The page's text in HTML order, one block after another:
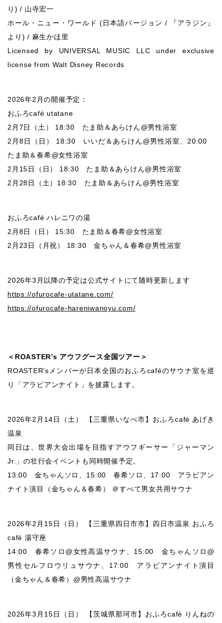
り) / 山寺宏一
ホール・ニュー・ワールド (日本語バージョン / 『アラジン』
より) / 麻生かほ里
Licensed by UNIVERSAL MUSIC LLC under exclusive
license from Walt Disney Records
2026年2月の開催予定：
おふろcafé utatane
2月7日（土） 18:30 たま助＆あらけん@男性浴室
2月8日（日） 18:30 いいだ＆あらけん@男性浴室、20:00
たま助＆春希@女性浴室
2月15日（日） 18:30 たま助＆あらけん@男性浴室
2月28日（土）18:30 たま助＆あらけん@男性浴室
おふろcafé ハレニワの湯
2月8日（日） 15:30 たま助＆春希@女性浴室
2月23日（月祝） 18:30 金ちゃん＆春希@男性浴室
2026年3月以降の予定は公式サイトにて随時更新します
https://ofurocafe-utatane.com/
https://ofurocafe-hareniwanoyu.com/
＜ROASTER’s アウフグース全国ツアー＞
ROASTER’sメンバーが日本全国のおふろcaféのサウナ室を巡
り「アラビアンナイト」を披露します。
2026年2月14日（土） 【三重県いなべ市】おふろcafé あげき
温泉
同日は、世界大会出場を目指すアウフギーサー「ジャーマン
Jr.」の壮行会イベントも同時開催予定。
13:00 金ちゃんソロ、15:00 春希ソロ、17:00 アラビアン
ナイト演目（金ちゃん＆春希） ＠すべて男女共用サウナ
2026年2月15日（日） 【三重県四日市市】四日市温泉 おふろ
café 湯守座
14:00 春希ソロ@女性高温サウナ、15:00 金ちゃんソロ@
男性セルフロウリュサウナ、17:00 アラビアンナイト演目
（金ちゃん＆春希）@男性高温サウナ
2026年3月15日（日） 【茨城県那珂市】おふろcafé りんねの